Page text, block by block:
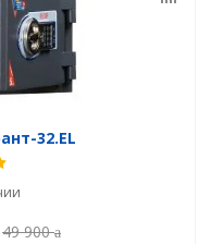
32.EL
49 900